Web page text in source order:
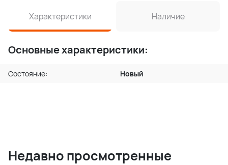
Характеристики Наличие
Основные характеристики:
Состояние: Новый
Недавно просмотренные